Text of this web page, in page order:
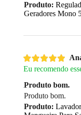
Produto:
Geradores Mono
Eu recomendo
Produto bom.
Produto bom.
Produto: